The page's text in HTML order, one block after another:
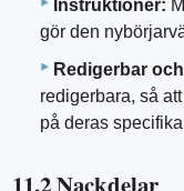
Instruktioner:
gör den
Redigerbar
redigerbara, så
på deras
11.2 Nackdelar